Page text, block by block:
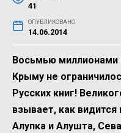
41
ОПУБЛИКОВАНО
14.06.2014
Восьмью миллионами
Крыму не
Русских книг!
взывает, как
Алупка и Алушта,